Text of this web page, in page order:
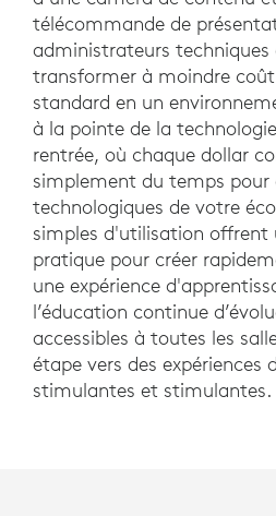
télécommande de
administrateurs techniques
transformer à moindre coût
standard en un
à la pointe de la
rentrée, où chaque dollar
simplement du temps pour
technologiques de votre
simples d'utilisation offrent
pratique pour créer
une expérience
l’éducation continue
accessibles à toutes les
étape vers des expériences
stimulantes et stimulantes.